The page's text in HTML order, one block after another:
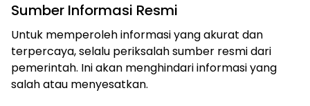
Sumber Informasi Resmi
Untuk memperoleh informasi yang akurat dan
terpercaya, selalu periksalah sumber resmi dari
pemerintah. Ini akan menghindari informasi yang
salah atau menyesatkan.